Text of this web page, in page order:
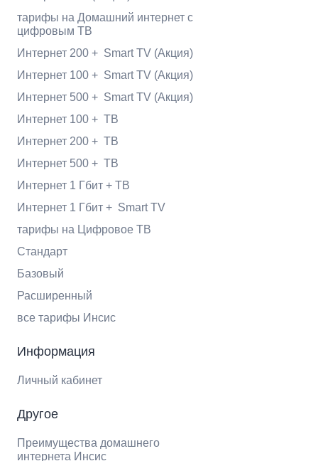
тарифы на Домашний интернет с
цифровым ТВ
Интернет 200 + Smart TV (Акция)
Интернет 100 + Smart TV (Акция)
Интернет 500 + Smart TV (Акция)
Интернет 100 + ТВ
Интернет 200 + ТВ
Интернет 500 + ТВ
Интернет 1 Гбит + ТВ
Интернет 1 Гбит + Smart TV
тарифы на Цифровое ТВ
Стандарт
Базовый
Расширенный
все тарифы Инсис
Информация
Личный кабинет
Другое
Преимущества домашнего
интернета Инсис